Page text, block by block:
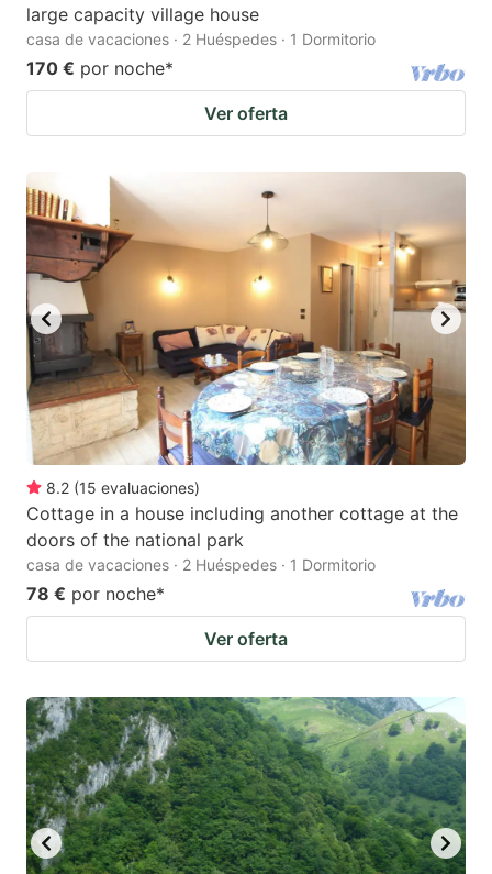
large capacity village house
casa de vacaciones · 2 Huéspedes · 1 Dormitorio
170 € por noche*
Ver oferta
8.2 (15 evaluaciones)
Cottage in a house including another cottage at the
doors of the national park
casa de vacaciones · 2 Huéspedes · 1 Dormitorio
78 € por noche*
Ver oferta